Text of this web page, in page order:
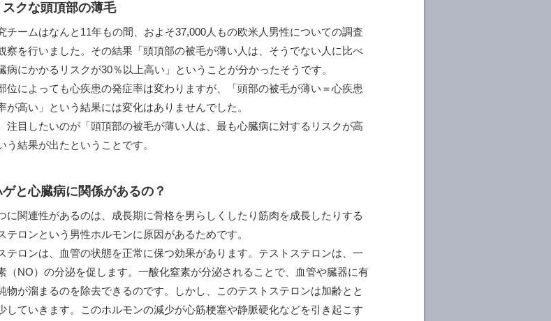
クな頭頂部の薄毛
チームはなんと11年もの間、およそ37,000人もの欧米人男性についての調査
察を行いました。その結果「頭頂部の被毛が薄い人は、そうでない人に比べ
病にかかるリスクが30％以上高い」ということが分かったそうです。
位によっても心疾患の発症率は変わりますが、「頭部の被毛が薄い＝心疾患
が高い」という結果には変化はありませんでした。
注目したいのが「頭頂部の被毛が薄い人は、最も心臓病に対するリスクが高
う結果が出たということです。
と心臓病に関係があるの？
に関連性があるのは、成長期に骨格を男らしくしたり筋肉を成長したりする
テロンという男性ホルモンに原因があるためです。
テロンは、血管の状態を正常に保つ効果があります。テストステロンは、一
（NO）の分泌を促します。一酸化窒素が分泌されることで、血管や臓器に有
物が溜まるのを除去できるのです。しかし、このテストステロンは加齢とと
していきます。このホルモンの減少が心筋梗塞や静脈硬化などを引き起こす